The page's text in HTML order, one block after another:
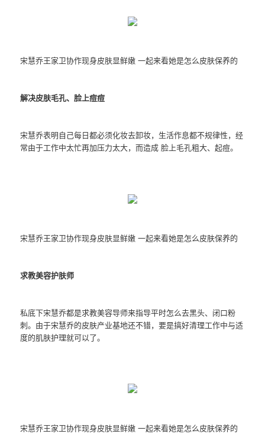
宋慧乔王家卫协作现身皮肤显鲜嫩 一起来看她是怎么皮肤保养的
解决皮肤毛孔、脸上痘痘
宋慧乔表明自己每日都必须化妆去卸妆，生活作息都不规律性，经
常由于工作中太忙再加压力太大，而造成 脸上毛孔粗大、起痘。
宋慧乔王家卫协作现身皮肤显鲜嫩 一起来看她是怎么皮肤保养的
求教美容护肤师
私底下宋慧乔都是求教美容导师来指导平时怎么去黑头、闭口粉
刺。由于宋慧乔的皮肤产业基地还不错，要是搞好清理工作中与适
度的肌肤护理就可以了。
宋慧乔王家卫协作现身皮肤显鲜嫩 一起来看她是怎么皮肤保养的